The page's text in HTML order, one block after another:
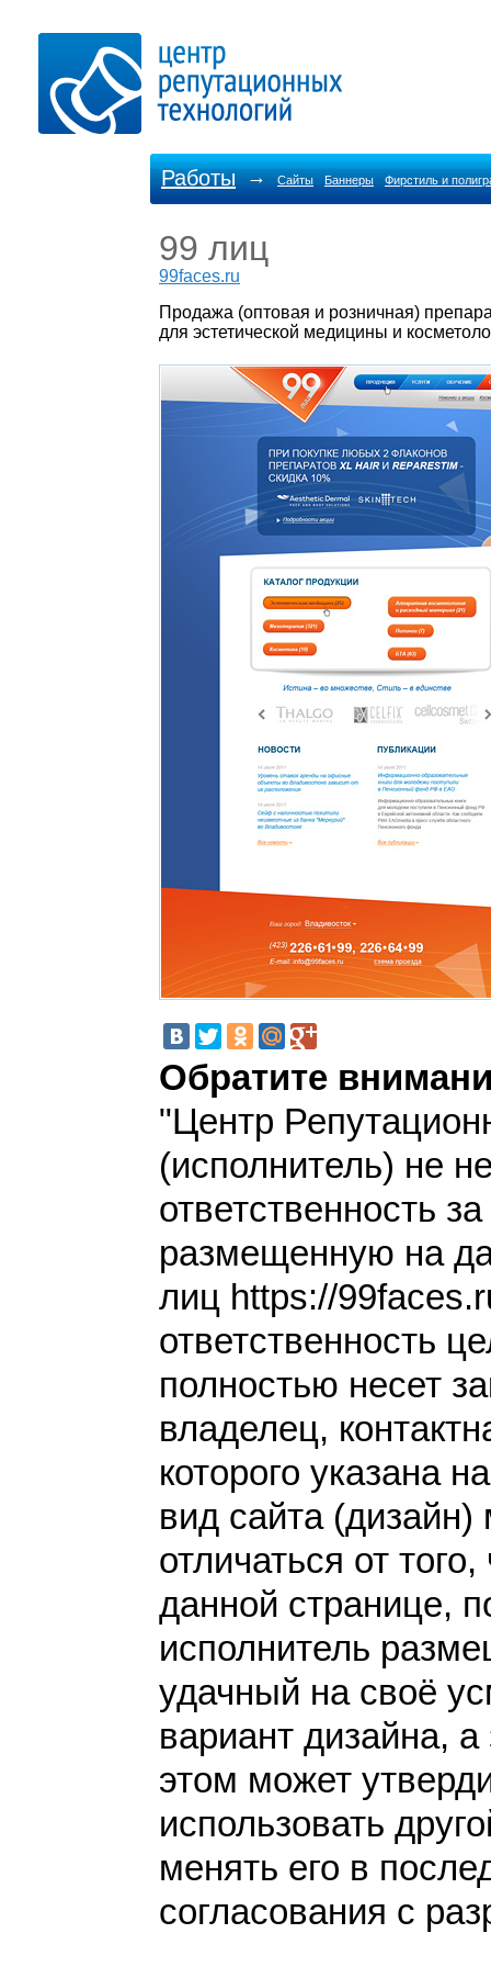
Работы → Сайты Баннеры Фирстиль и
99 лиц
99faces.ru
Продажа (оптовая и розничная)
для эстетической медицины и
Обратите
"Центр
(исполнитель) не
ответственность
размещенную на
лиц https://
ответственность
полностью несет
владелец,
которого указана
вид сайта (дизайн)
отличаться от
данной странице,
исполнитель
удачный на своё
вариант дизайна, а
этом может
использовать
менять его в
согласования с